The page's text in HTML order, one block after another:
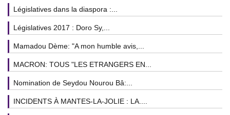
Législatives dans la diaspora :...
Législatives 2017 : Doro Sy,...
Mamadou Dème: "A mon humble avis,...
MACRON: TOUS "LES ETRANGERS EN...
Nomination de Seydou Nourou Bâ:...
INCIDENTS À MANTES-LA-JOLIE : LA....